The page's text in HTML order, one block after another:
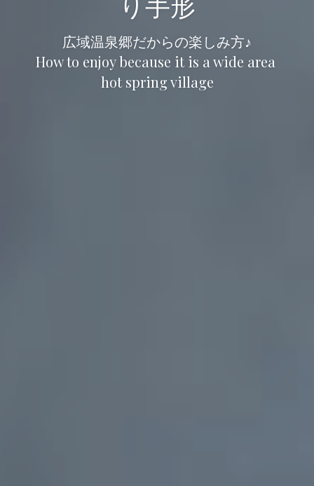
広域温泉郷だからの楽しみ方♪
How to enjoy because it is a wide area
hot spring village